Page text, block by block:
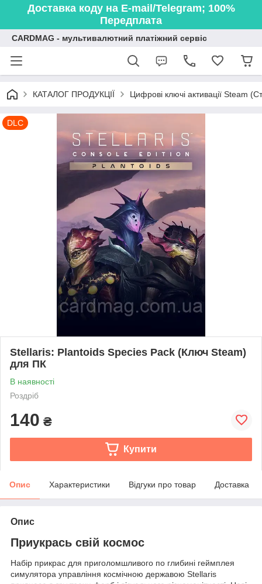
Доставка коду на E-mail/Telegram; 100%
Передплата
CARDMAG - мультивалютний платіжний сервіс
КАТАЛОГ ПРОДУКЦІЇ Цифрові ключі активації Steam
DLC
Stellaris: Plantoids Species Pack (Ключ Steam)
для ПК
В наявності
Роздріб
140 ₴
Купити
Опис Характеристики Відгуки про товар Доставка
Опис
Приукрась свій космос
Набір прикрас для приголомшливого по глибині геймплея
симулятора управління космічною державою Stellaris